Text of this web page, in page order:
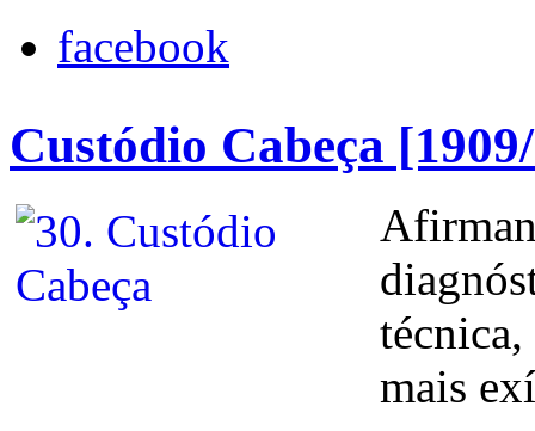
facebook
Custódio Cabeça
mais